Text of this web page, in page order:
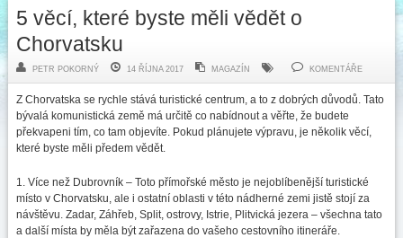
5 věcí, které byste měli vědět o
Chorvatsku
PETR POKORNÝ 14 ŘÍJNA 2017 MAGAZÍN KOMENTÁŘE
Z Chorvatska se rychle stává turistické centrum, a to z dobrých důvodů. Tato
bývalá komunistická země má určitě co nabídnout a věřte, že budete
překvapeni tím, co tam objevíte. Pokud plánujete výpravu, je několik věcí,
které byste měli předem vědět.
1. Více než Dubrovník – Toto přímořské město je nejoblíbenější turistické
místo v Chorvatsku, ale i ostatní oblasti v této nádherné zemi jistě stojí za
návštěvu. Zadar, Záhřeb, Split, ostrovy, Istrie, Plitvická jezera – všechna tato
a další místa by měla být zařazena do vašeho cestovního itineráře.